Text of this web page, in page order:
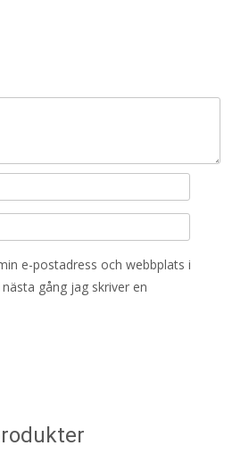
e-postadress och webbplats i
gång jag skriver en